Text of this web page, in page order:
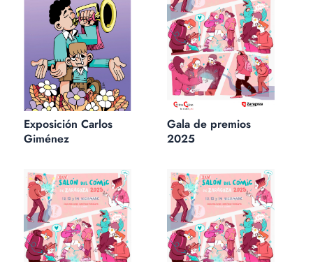
Exposición Carlos
Giménez
Gala de premios
2025